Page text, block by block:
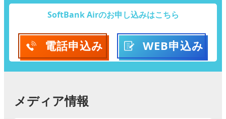
SoftBank Airのお申し込みはこちら
電話申込み WEB申込み
メディア情報